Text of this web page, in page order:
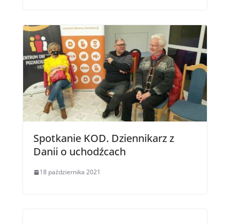
Spotkanie KOD. Dziennikarz z
Danii o uchodźcach
18 października 2021